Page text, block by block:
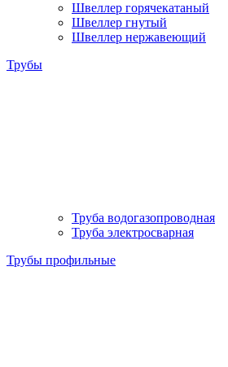
Швеллер горячекатаный
Швеллер гнутый
Швеллер нержавеющий
Трубы
Труба водогазопроводная
Труба электросварная
Трубы профильные